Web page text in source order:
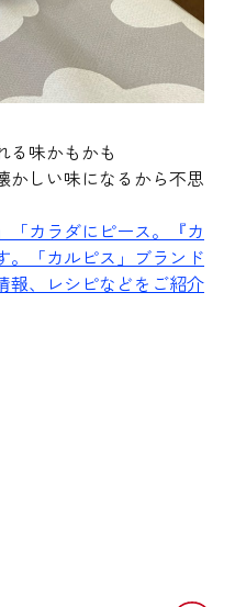
る味かもかも
かしい味になるから不思
「カラダにピース。『カ
。「カルピス」ブランド
報、レシピなどをご紹介